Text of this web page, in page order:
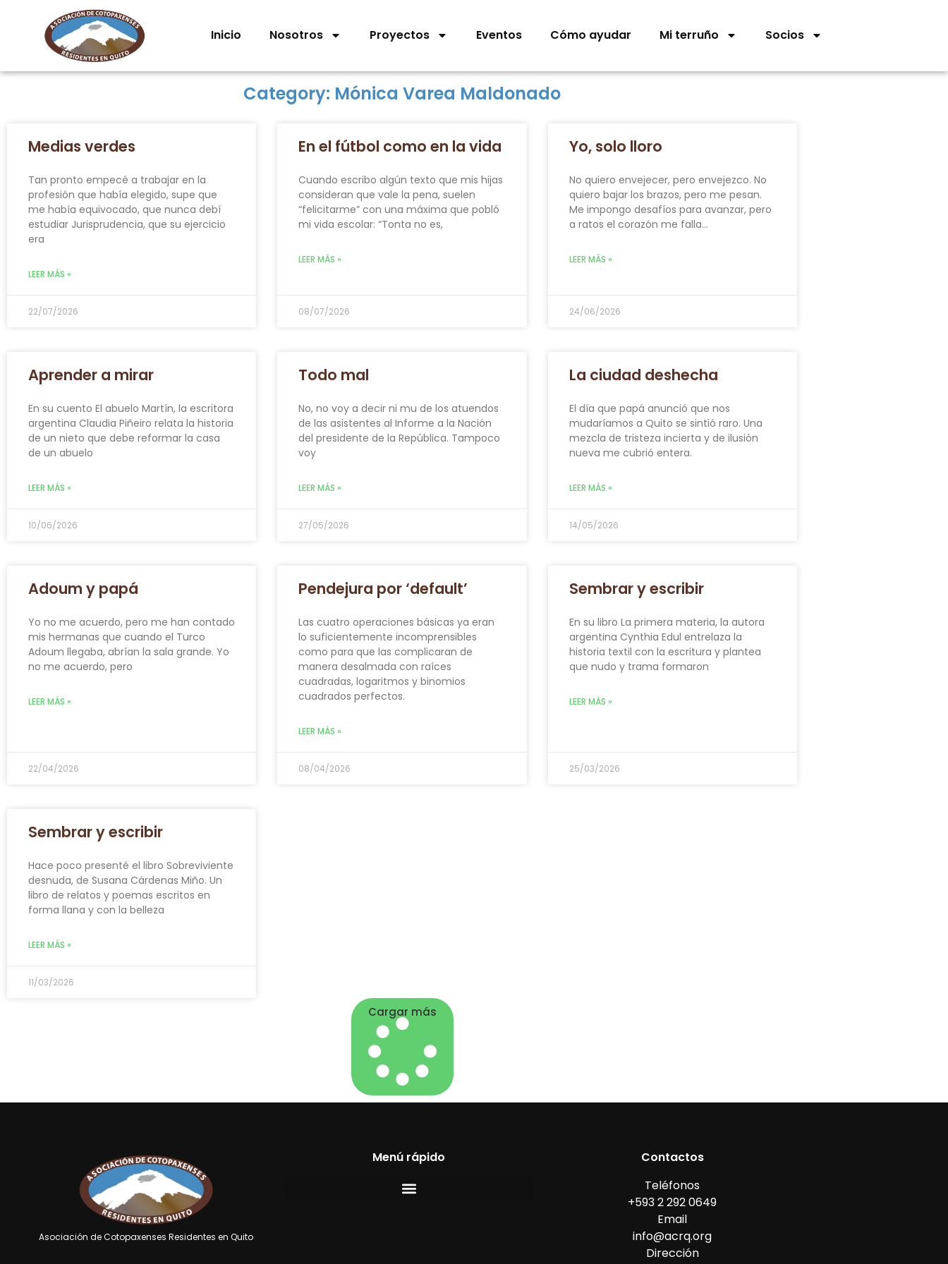
Inicio Nosotros Proyectos Eventos Cómo ayudar Mi terruño Socios
Category: Mónica Varea Maldonado
Medias verdes
Tan pronto empecé a trabajar en la
profesión que había elegido, supe que
me había equivocado, que nunca debí
estudiar Jurisprudencia, que su ejercicio
era
LEER MÁS »
22/07/2026
En el fútbol como en la vida
Cuando escribo algún texto que mis hijas
consideran que vale la pena, suelen
“felicitarme” con una máxima que pobló
mi vida escolar: “Tonta no es,
LEER MÁS »
08/07/2026
Yo, solo lloro
No quiero envejecer, pero envejezco. No
quiero bajar los brazos, pero me pesan.
Me impongo desafíos para avanzar, pero
a ratos el corazón me falla…
LEER MÁS »
24/06/2026
Aprender a mirar
En su cuento El abuelo Martín, la escritora
argentina Claudia Piñeiro relata la historia
de un nieto que debe reformar la casa
de un abuelo
LEER MÁS »
10/06/2026
Todo mal
No, no voy a decir ni mu de los atuendos
de las asistentes al Informe a la Nación
del presidente de la República. Tampoco
voy
LEER MÁS »
27/05/2026
La ciudad deshecha
El día que papá anunció que nos
mudaríamos a Quito se sintió raro. Una
mezcla de tristeza incierta y de ilusión
nueva me cubrió entera.
LEER MÁS »
14/05/2026
Adoum y papá
Yo no me acuerdo, pero me han contado
mis hermanas que cuando el Turco
Adoum llegaba, abrían la sala grande. Yo
no me acuerdo, pero
LEER MÁS »
22/04/2026
Pendejura por ‘default’
Las cuatro operaciones básicas ya eran
lo suficientemente incomprensibles
como para que las complicaran de
manera desalmada con raíces
cuadradas, logaritmos y binomios
cuadrados perfectos.
LEER MÁS »
08/04/2026
Sembrar y escribir
En su libro La primera materia, la autora
argentina Cynthia Edul entrelaza la
historia textil con la escritura y plantea
que nudo y trama formaron
LEER MÁS »
25/03/2026
Sembrar y escribir
Hace poco presenté el libro Sobreviviente
desnuda, de Susana Cárdenas Miño. Un
libro de relatos y poemas escritos en
forma llana y con la belleza
LEER MÁS »
11/03/2026
Cargar más
Asociación de Cotopaxenses Residentes en Quito
Menú rápido
Contactos
Teléfonos
+593 2 292 0649
Email
info@acrq.org
Dirección